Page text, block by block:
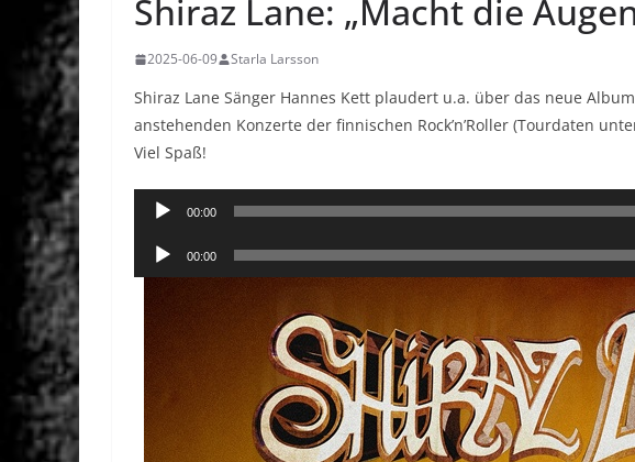
Shiraz Lane: „Macht die
2025-06-09 Starla Larsson
Shiraz Lane Sänger Hannes Kett plaudert u.a. über das neue
anstehenden Konzerte der finnischen Rock’n’Roller (Tourdaten
Viel Spaß!
Audio-
00:00
Audio-
Player
00:00